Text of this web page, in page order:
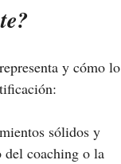
y cómo lo
sólidos y
del coaching o la